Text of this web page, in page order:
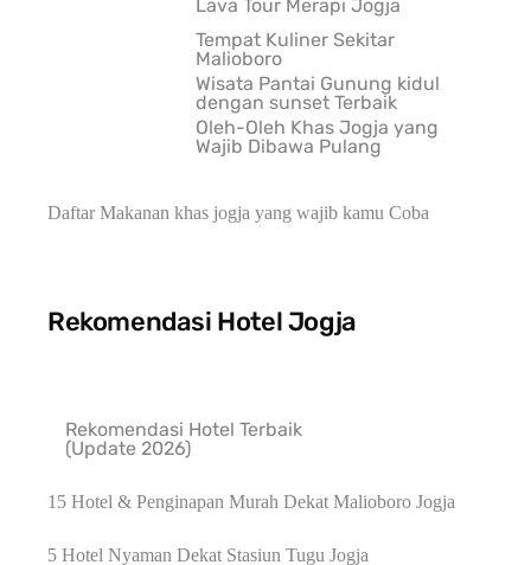
Lava Tour Merapi Jogja
Tempat Kuliner Sekitar
Malioboro
Wisata Pantai Gunung kidul
dengan sunset Terbaik
Oleh-Oleh Khas Jogja yang
Wajib Dibawa Pulang
Daftar Makanan khas jogja yang wajib kamu Coba
Rekomendasi Hotel Jogja
Rekomendasi Hotel Terbaik
(Update 2026)
15 Hotel & Penginapan Murah Dekat Malioboro Jogja
5 Hotel Nyaman Dekat Stasiun Tugu Jogja